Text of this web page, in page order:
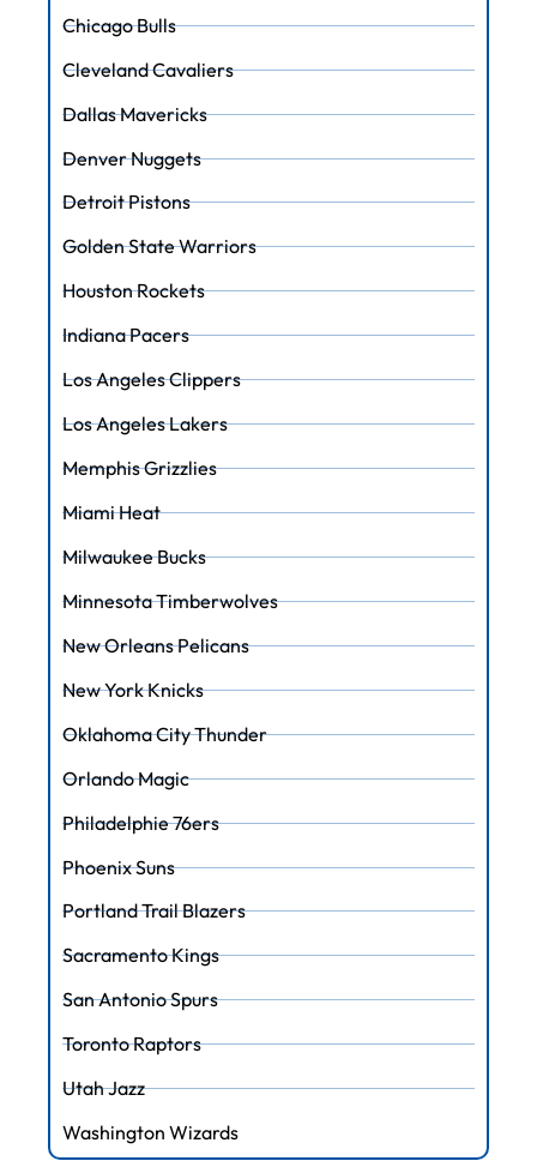
Chicago Bulls
Cleveland Cavaliers
Dallas Mavericks
Denver Nuggets
Detroit Pistons
Golden State Warriors
Houston Rockets
Indiana Pacers
Los Angeles Clippers
Los Angeles Lakers
Memphis Grizzlies
Miami Heat
Milwaukee Bucks
Minnesota Timberwolves
New Orleans Pelicans
New York Knicks
Oklahoma City Thunder
Orlando Magic
Philadelphie 76ers
Phoenix Suns
Portland Trail Blazers
Sacramento Kings
San Antonio Spurs
Toronto Raptors
Utah Jazz
Washington Wizards